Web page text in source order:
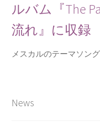
ルバム『The
流れ』に収録
メスカルのテーマソン
News